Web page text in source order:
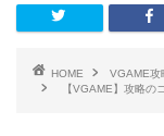
HOME
VGAME攻
【VGAME】攻略の